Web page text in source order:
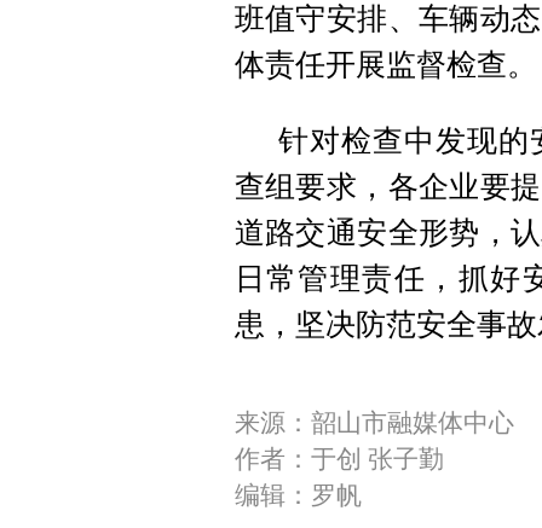
班值守安排、车辆动
体责任开展监督检查。
针对检查中发现的
查组要求，各企业要
道路交通安全形势，
日常管理责任，抓好
患，坚决防范安全事
来源：韶山市融媒体中心
作者：于创 张子勤
编辑：罗帆